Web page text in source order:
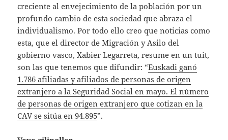
creciente al envejecimiento de la población por un
profundo cambio de esta sociedad que abraza el
individualismo. Por todo ello creo que noticias como
esta, que el director de Migración y Asilo del
gobierno vasco, Xabier Legarreta, resume en un tuit,
son las que tenemos que difundir: “Euskadi ganó
1.786 afiliadas y afiliados de personas de origen
extranjero a la Seguridad Social en mayo. El número
de personas de origen extranjero que cotizan en la
CAV se sitúa en 94.895”.